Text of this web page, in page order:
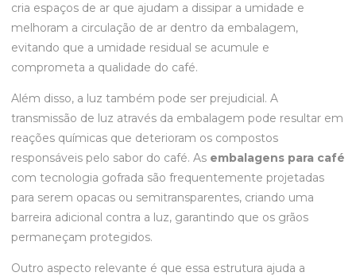
cria espaços de ar que ajudam a dissipar a umidade e
melhoram a circulação de ar dentro da embalagem,
evitando que a umidade residual se acumule e
comprometa a qualidade do café.
Além disso, a luz também pode ser prejudicial. A
transmissão de luz através da embalagem pode resultar em
reações químicas que deterioram os compostos
responsáveis pelo sabor do café. As embalagens para café
com tecnologia gofrada são frequentemente projetadas
para serem opacas ou semitransparentes, criando uma
barreira adicional contra a luz, garantindo que os grãos
permaneçam protegidos.
Outro aspecto relevante é que essa estrutura ajuda a